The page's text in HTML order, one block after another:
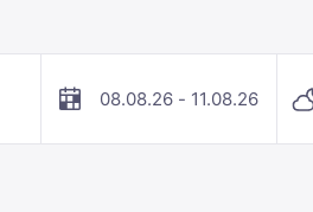
08.08.26 - 11.08.26